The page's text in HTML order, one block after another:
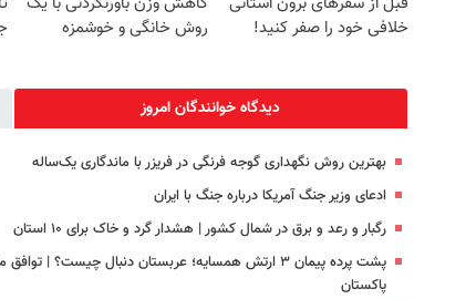
خلافی خود را صفر کنید!
روش خانگی و خوشمزه
دیدگاه خوانندگان امروز
بهترین روش نگهداری گوجه فرنگی در فریزر با ماندگاری یک‌ساله
ادعای وزیر جنگ آمریکا درباره جنگ با ایران
رگبار و رعد و برق در شمال کشور | هشدار گرد و خاک برای ۱۰ استان
پشت پرده پیمان ۳ ارتش همسایه؛ عربستان دنبال چیست؟
پاکستان